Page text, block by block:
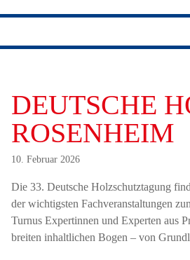
DEUTSCHE
ROSENHEIM
10. Februar 2026
Die 33. Deutsche Holzschutztagung
der wichtigsten Fachveranstaltungen
Turnus Expertinnen und Experten aus
breiten inhaltlichen Bogen – von